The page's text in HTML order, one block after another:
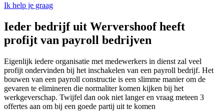
Ik help je graag
Ieder bedrijf uit Wervershoof heeft
profijt van payroll bedrijven
Eigenlijk iedere organisatie met medewerkers in dienst zal veel
profijt ondervinden bij het inschakelen van een payroll bedrijf. Het
bouwen van een payroll constructie is een slimme manier om de
gevaren te elimineren die normaliter komen kijken bij het
werkgeverschap. Twijfel dan ook niet langer en vraag meteen 3
offertes aan om bij een goede partij uit te komen